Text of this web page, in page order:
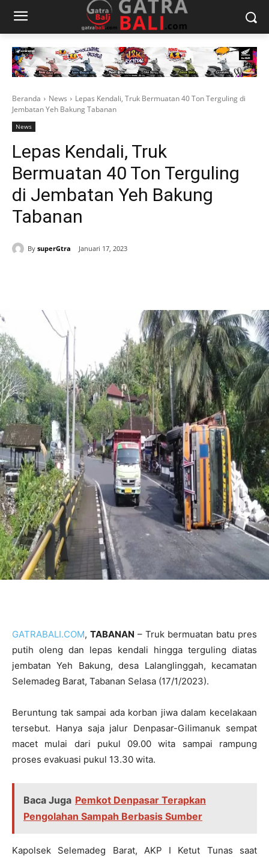
Beranda News
Lepas Kendali, Truk Bermuatan 40 Ton Terguling di
Jembatan Yeh Bakung Tabanan
News
Lepas Kendali, Truk
Bermuatan 40 Ton Terguling
di Jembatan Yeh Bakung
Tabanan
By superGtra Januari 17, 2023
GATRABALI.COM, TABANAN – Truk bermuatan batu pres
putih oleng dan lepas kendali hingga terguling diatas
jembatan Yeh Bakung, desa Lalanglinggah, kecamatan
Selemadeg Barat, Tabanan Selasa (17/1/2023).
Beruntung tak sampai ada korban jiwa dalam kecelakaan
tersebut. Hanya saja jalur Denpasar-Gilimanuk sempat
macet mulai dari pukul 09.00 wita sampai rampung
proses evakuasi pukul 13.30 wita.
Baca Juga Pemkot Denpasar Terapkan
Pengolahan Sampah Berbasis Sumber
Kapolsek Selemadeg Barat, AKP I Ketut Tunas saat